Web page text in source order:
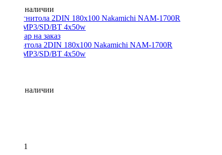
Нет в наличии
Магнитола 2DIN 180x100 Nakamichi NAM-1700R
USB/MP3/SD/BT 4x50w
Нет в наличии
1